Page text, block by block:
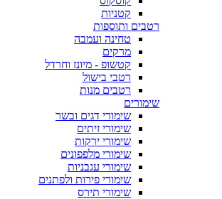
קטניות
רטבים ותוספות
טחינה ועמבה
מרקים
קטשופ - מיונז וחרדל
רטבי בישול
רטבים מנות
שימורים
שימורי דגים ובשר
שימורי זיתים
שימורי ירקות
שימורי מלפפונים
שימורי עגבניות
שימורי פירות ולפתנים
שימורי תירס